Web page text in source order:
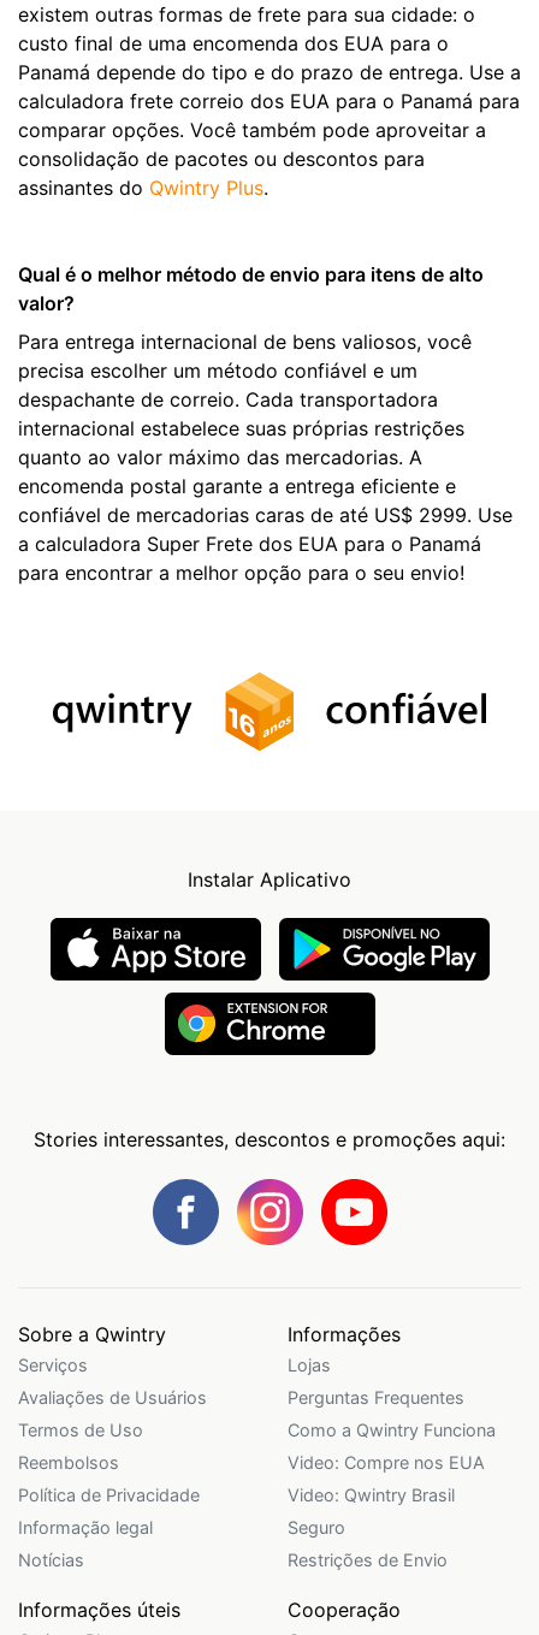
existem outras formas de frete para sua cidade: o
custo final de uma encomenda dos EUA para o
Panamá depende do tipo e do prazo de entrega. Use a
calculadora frete correio dos EUA para o Panamá para
comparar opções. Você também pode aproveitar a
consolidação de pacotes ou descontos para
assinantes do Qwintry Plus.
Qual é o melhor método de envio para itens de alto
valor?
Para entrega internacional de bens valiosos, você
precisa escolher um método confiável e um
despachante de correio. Cada transportadora
internacional estabelece suas próprias restrições
quanto ao valor máximo das mercadorias. A
encomenda postal garante a entrega eficiente e
confiável de mercadorias caras de até US$ 2999. Use
a calculadora Super Frete dos EUA para o Panamá
para encontrar a melhor opção para o seu envio!
Instalar Aplicativo
Stories interessantes, descontos e promoções aqui:
Sobre a Qwintry
Serviços
Avaliações de Usuários
Termos de Uso
Reembolsos
Política de Privacidade
Informação legal
Notícias
Informações
Lojas
Perguntas Frequentes
Como a Qwintry Funciona
Video: Compre nos EUA
Video: Qwintry Brasil
Seguro
Restrições de Envio
Informações úteis Cooperação